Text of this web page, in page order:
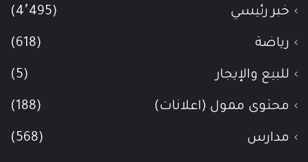
خبر رئيسي (4٬495)
رياضة (618)
للبيع والإيجار (5)
محتوى ممول (اعلانات) (188)
مدارس (568)